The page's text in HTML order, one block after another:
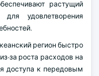
растущий
удовлетворения
регион быстро
за роста расходов на
доступа к передовым